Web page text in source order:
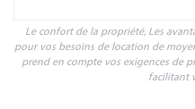
Le confort de la propriété, Les
pour vos besoins de location de
prend en compte vos exigences de
facilitant